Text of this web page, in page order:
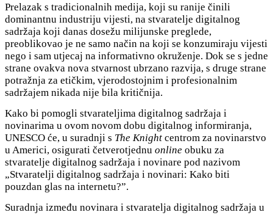
Prelazak s tradicionalnih medija, koji su ranije činili
dominantnu industriju vijesti, na stvaratelje digitalnog
sadržaja koji danas dosežu milijunske preglede,
preoblikovao je ne samo način na koji se konzumiraju vijesti
nego i sam utjecaj na informativno okruženje. Dok se s jedne
strane ovakva nova stvarnost ubrzano razvija, s druge strane
potražnja za etičkim, vjerodostojnim i profesionalnim
sadržajem nikada nije bila kritičnija.
Kako bi pomogli stvarateljima digitalnog sadržaja i
novinarima u ovom novom dobu digitalnog informiranja,
UNESCO će, u suradnji s The Knight centrom za novinarstvo
u Americi, osigurati četverotjednu online obuku za
stvaratelje digitalnog sadržaja i novinare pod nazivom
„Stvaratelji digitalnog sadržaja i novinari: Kako biti
pouzdan glas na internetu?”.
Suradnja između novinara i stvaratelja digitalnog sadržaja u